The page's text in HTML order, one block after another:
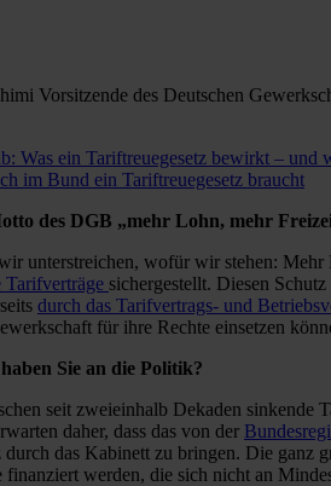
Vorsitzende des Deutschen
Was ein Tariftreuegesetz bewirkt – und
im Bund ein Tariftreuegesetz braucht
des DGB „mehr Lohn, mehr
unterstreichen, wofür wir stehen: Mehr
Tarifverträge sichergestellt. Diesen
durch das Tarifvertrags- und
für ihre Rechte einsetzen
Sie an die Politik?
seit zweieinhalb Dekaden sinkende
daher, dass das von der
durch das Kabinett zu bringen. Die ganz
finanziert werden, die sich nicht an